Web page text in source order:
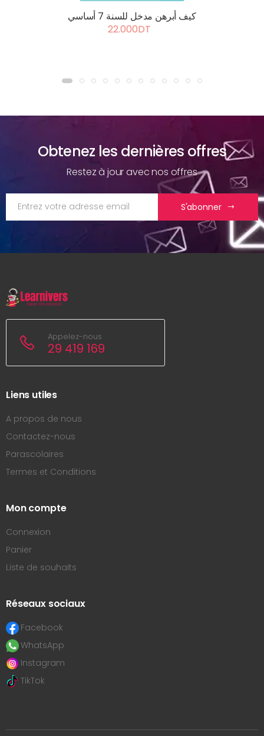
كيف أبرهن مدخل للسنة 7 أساسي
22.000DT
Obtenez les dernières offres
Restez à jour avec nos offres
S'abonner
Appelez-nous
29 419 169
Liens utiles
A propos de nous
Contactez-nous
Parascolaires
Termes et Conditions
Mon compte
Connexion
Panier
Liste de souhaits
Réseaux sociaux
Facebook
WhatsApp
Instagram
TikTok